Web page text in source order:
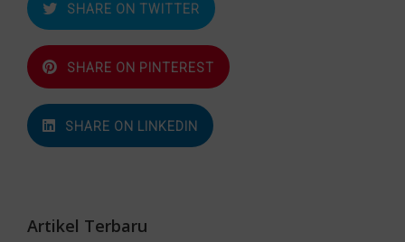
SHARE ON TWITTER
SHARE ON PINTEREST
SHARE ON LINKEDIN
Artikel Terbaru